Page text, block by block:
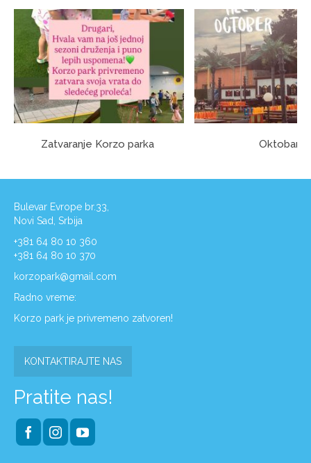
Zatvaranje Korzo parka Oktobar
Bulevar Evrope br.33,
Novi Sad, Srbija
+381 64 80 10 360
+381 64 80 10 370
korzopark@gmail.com
Radno vreme:
Korzo park je privremeno zatvoren!
KONTAKTIRAJTE NAS
Pratite nas!